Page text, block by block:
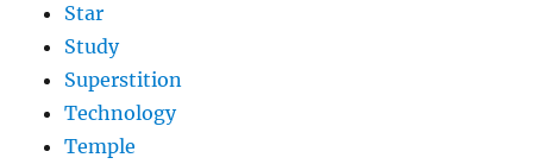
Star
Study
Superstition
Technology
Temple